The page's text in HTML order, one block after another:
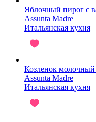
Яблочный пирог с
Assunta Madre
Итальянская кухня
Козленок
Assunta Madre
Итальянская кухня